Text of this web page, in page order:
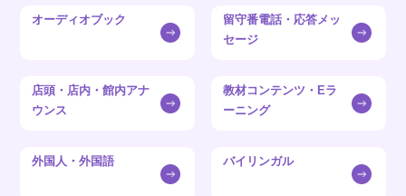
オーディオブック
留守番電話・応答メッ
セージ
店頭・店内・館内アナ
ウンス
教材コンテンツ・Eラ
ーニング
外国人・外国語 バイリンガル